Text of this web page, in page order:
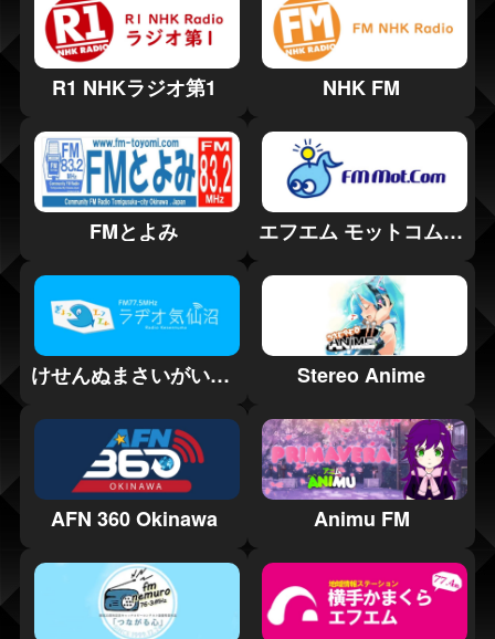
R1 NHKラジオ第1 NHK FM
FMとよみ エフエム モットコム (FM Mot.com)
けせんぬまさいがいエフエム Stereo Anime
AFN 360 Okinawa Animu FM